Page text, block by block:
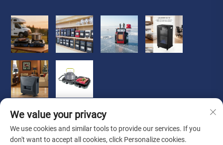
We value your privacy
We use cookies and similar tools to provide our services. If you
don't want to accept all cookies, click Personalize cookies.